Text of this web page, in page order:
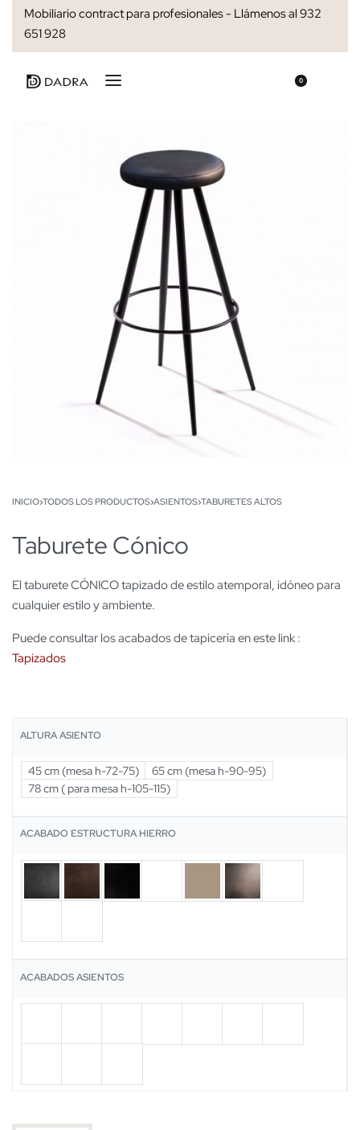
Mobiliario contract para profesionales - Llámenos al 932
651 928
0
INICIO›TODOS LOS PRODUCTOS›ASIENTOS›TABURETES ALTOS
Taburete Cónico
El taburete CÓNICO tapizado de estilo atemporal, idóneo para
cualquier estilo y ambiente.
Puede consultar los acabados de tapicería en este link :
Tapizados
ALTURA ASIENTO
45 cm (mesa h-72-75)
65 cm (mesa h-90-95)
78 cm ( para mesa h-105-115)
ACABADO ESTRUCTURA HIERRO
ACABADOS ASIENTOS